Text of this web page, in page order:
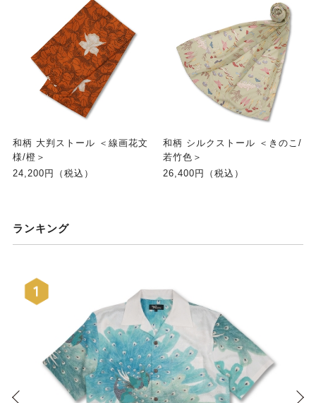
和柄 大判ストール ＜線画花文
様/橙＞
24,200円（税込）
和柄 シルクストール ＜きのこ/
若竹色＞
26,400円（税込）
ランキング